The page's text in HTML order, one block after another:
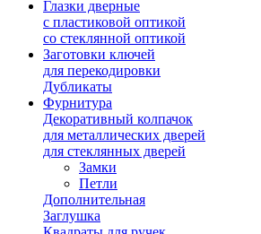
Глазки дверные
с пластиковой оптикой
со стеклянной оптикой
Заготовки ключей
для перекодировки
Дубликаты
Фурнитура
Декоративный колпачок
для металлических дверей
для стеклянных дверей
Замки
Петли
Дополнительная
Заглушка